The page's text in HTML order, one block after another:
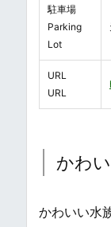
駐車場
Parking
Lot
URL
URL
かわ
かわいい水